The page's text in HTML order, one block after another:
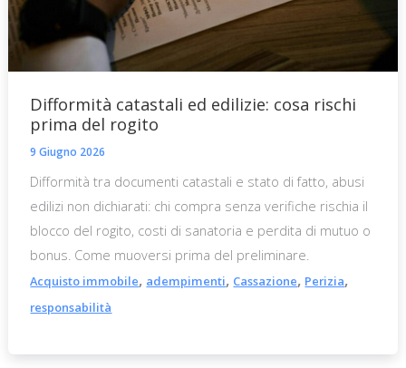
Difformità catastali ed edilizie: cosa rischi
prima del rogito
9 Giugno 2026
Difformità tra documenti catastali e stato di fatto, abusi
edilizi non dichiarati: chi compra senza verifiche rischia il
blocco del rogito, costi di sanatoria e perdita di mutuo o
bonus. Come muoversi prima del preliminare.
Acquisto immobile, adempimenti, Cassazione, Perizia,
responsabilità